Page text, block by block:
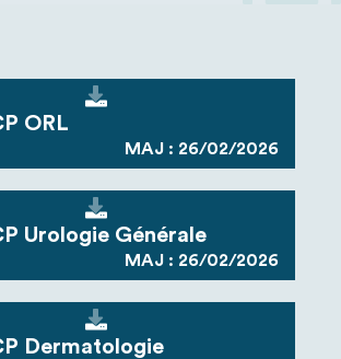
ORL
MAJ : 26/02/2026
Urologie Générale
MAJ : 26/02/2026
Dermatologie